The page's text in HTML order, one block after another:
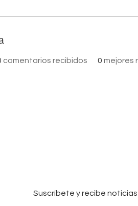
comentarios recibidos 0 mejores
Suscríbete y recibe